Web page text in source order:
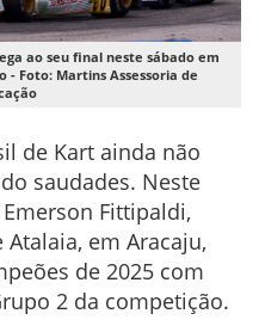
ao seu final neste sábado em
Foto: Martins Assessoria de
de Kart ainda não
saudades. Neste
Fittipaldi,
em Aracaju,
de 2025 com
2 da competição.